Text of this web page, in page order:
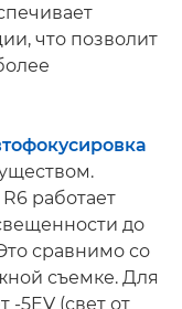
что позволит
работает
до
сравнимо со
съемке. Для
-5EV (свет от